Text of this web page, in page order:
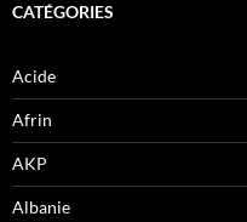
CATÉGORIES
Acide
Afrin
AKP
Albanie